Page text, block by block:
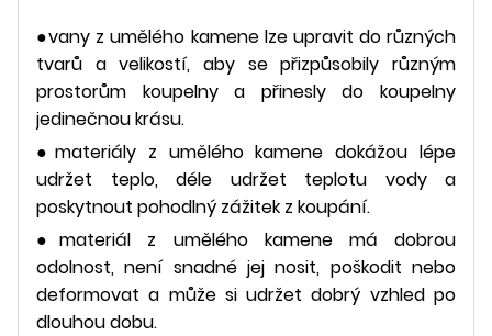
●vany z umělého kamene lze upravit do různých
tvarů a velikostí, aby se přizpůsobily různým
prostorům koupelny a přinesly do koupelny
jedinečnou krásu.
●materiály z umělého kamene dokážou lépe
udržet teplo, déle udržet teplotu vody a
poskytnout pohodlný zážitek z koupání.
●materiál z umělého kamene má dobrou
odolnost, není snadné jej nosit, poškodit nebo
deformovat a může si udržet dobrý vzhled po
dlouhou dobu.